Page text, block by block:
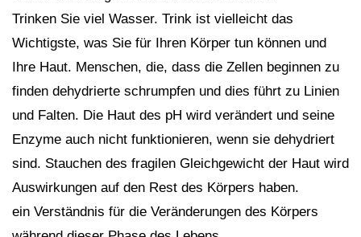
Trinken Sie viel Wasser. Trink ist vielleicht das
Wichtigste, was Sie für Ihren Körper tun können und
Ihre Haut. Menschen, die, dass die Zellen beginnen zu
finden dehydrierte schrumpfen und dies führt zu Linien
und Falten. Die Haut des pH wird verändert und seine
Enzyme auch nicht funktionieren, wenn sie dehydriert
sind. Stauchen des fragilen Gleichgewicht der Haut wird
Auswirkungen auf den Rest des Körpers haben.
ein Verständnis für die Veränderungen des Körpers